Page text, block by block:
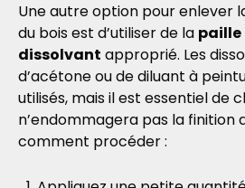
Une autre option pour enlever
du bois est d’utiliser de la paille
dissolvant approprié. Les
d’acétone ou de diluant à
utilisés, mais il est essentiel de
n’endommagera pas la finition
comment procéder :